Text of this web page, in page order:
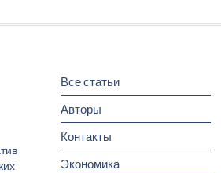
Все статьи
Авторы
Контакты
Экономика